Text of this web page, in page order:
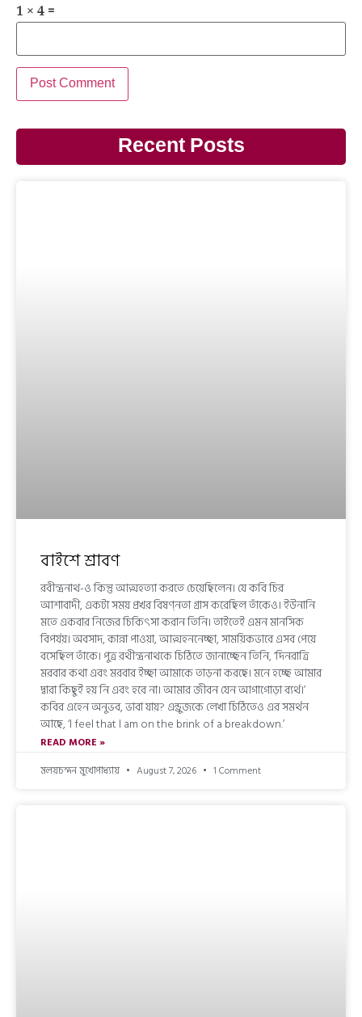
1 × 4 =
Recent Posts
বাইশে শ্রাবণ
রবীন্দ্রনাথ-ও কিন্তু আত্মহত্যা করতে চেয়েছিলেন। যে কবি চির
আশাবাদী, একটা সময় প্রখর বিষণ্নতা গ্রাস করেছিল তাঁকেও। ইউনানি
মতে একবার নিজের চিকিৎসা করান তিনি। তাইতেই এমন মানসিক
বিপর্যয়। অবসাদ, কান্না পাওয়া, আত্মহননেচ্ছা, সাময়িকভাবে এসব পেয়ে
বসেছিল তাঁকে। পুত্র রথীন্দ্রনাথকে চিঠিতে জানাচ্ছেন তিনি, ‘দিনরাত্রি
মরবার কথা এবং মরবার ইচ্ছা আমাকে তাড়না করছে। মনে হচ্ছে আমার
দ্বারা কিছুই হয় নি এবং হবে না। আমার জীবন যেন আগাগোড়া ব্যর্থ।’
কবির এহেন অনুভব, ভাবা যায়? এন্ড্রুজকে লেখা চিঠিতেও এর সমর্থন
আছে, ‘l feel that l am on the brink of a breakdown.’
READ MORE »
মলয়চন্দন মুখোপাধ্যায়
August 7, 2026 1 Comment